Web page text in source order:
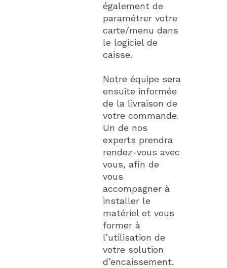
également de
paramétrer votre
carte/menu dans
le logiciel de
caisse.
Notre équipe sera
ensuite informée
de la livraison de
votre commande.
Un de nos
experts prendra
rendez-vous avec
vous, afin de
vous
accompagner à
installer le
matériel et vous
former à
l’utilisation de
votre solution
d’encaissement.